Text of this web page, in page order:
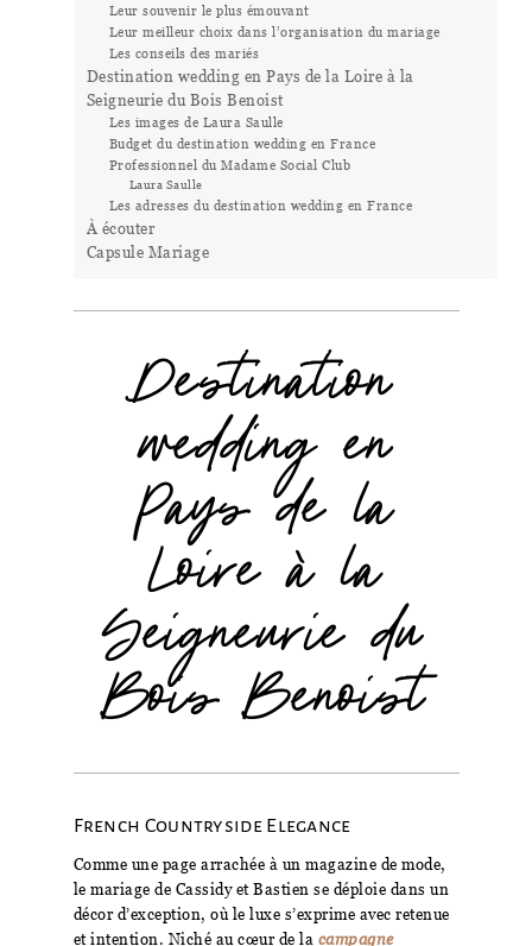
Leur souvenir le plus émouvant
Leur meilleur choix dans l’organisation du mariage
Les conseils des mariés
Destination wedding en Pays de la Loire à la
Seigneurie du Bois Benoist
Les images de Laura Saulle
Budget du destination wedding en France
Professionnel du Madame Social Club
Laura Saulle
Les adresses du destination wedding en France
À écouter
Capsule Mariage
Destination
wedding en
Pays de la
Loire à la
Seigneurie du
Bois Benoist
French Countryside Elegance
Comme une page arrachée à un magazine de mode,
le mariage de Cassidy et Bastien se déploie dans un
décor d’exception, où le luxe s’exprime avec retenue
et intention. Niché au cœur de la campagne